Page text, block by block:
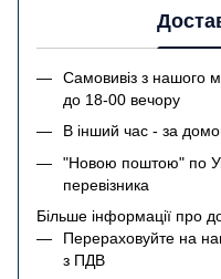
Самовивіз з нашого
до 18-00 вечору
В інший час - за
"Новою поштою" по
перевізника
Більше інформації про
Перераховуйте на
з ПДВ